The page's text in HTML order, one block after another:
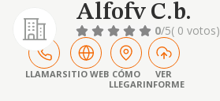
Alfofv C.b.
0/5( 0 votos)
LLAMARSITIO WEB CÓMO
LLEGAR
VER
INFORME